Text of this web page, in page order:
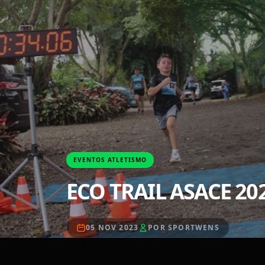
EVENTOS ATLETISMO
ECO TRAIL ASACE
05 NOV 2023 POR SPORTWENS